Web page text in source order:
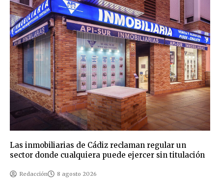
Las inmobiliarias de Cádiz reclaman regular un
sector donde cualquiera puede ejercer sin titulación
Redacción 8 agosto 2026